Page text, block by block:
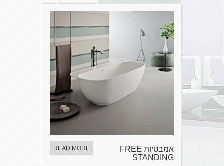
אמבטיות FREE
STANDING
READ MORE